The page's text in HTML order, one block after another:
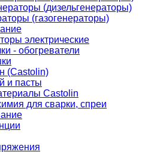
(дизельгенераторы)
(газогенераторы)
электрические
- обогреватели
(Castolin)
и пасты
Castolin
для сварки, спреи